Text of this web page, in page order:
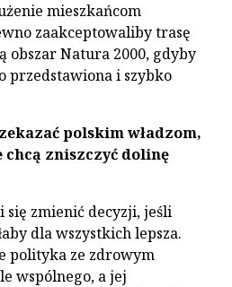
mieszkańcom
zaakceptowaliby trasę
obszar Natura 2000, gdyby
przedstawiona i szybko
polskim władzom,
zniszczyć dolinę
się zmienić decyzji, jeśli
dla wszystkich lepsza.
polityka ze zdrowym
wspólnego, a jej